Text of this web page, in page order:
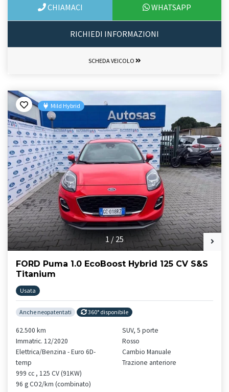
CHIAMACI WHATSAPP
RICHIEDI INFORMAZIONI
SCHEDA VEICOLO
1 / 25
Mild Hybrid
FORD Puma 1.0 EcoBoost Hybrid 125 CV S&S
Titanium
Usata
Anche neopatentati 360° disponibile
62.500 km
Immatric. 12/2020
Elettrica/Benzina - Euro 6D-
temp
999 cc , 125 CV (91KW)
96 g CO2/km (combinato)
SUV, 5 porte
Rosso
Cambio Manuale
Trazione anteriore